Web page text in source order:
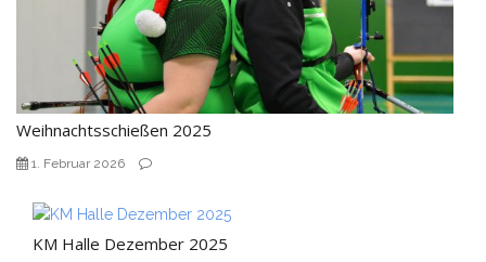
Weihnachtsschießen 2025
1. Februar 2026
KM Halle Dezember 2025